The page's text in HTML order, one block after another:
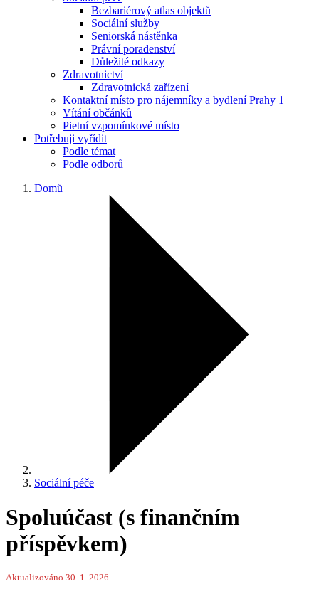
Bezbariérový atlas objektů
Sociální služby
Seniorská nástěnka
Právní poradenství
Důležité odkazy
Zdravotnictví
Zdravotnická zařízení
Kontaktní místo pro nájemníky a bydlení Prahy 1
Vítání občánků
Pietní vzpomínkové místo
Potřebuji vyřídit
Podle témat
Podle odborů
Domů
Sociální péče
Spoluúčast (s finančním
příspěvkem)
Aktualizováno 30. 1. 2026